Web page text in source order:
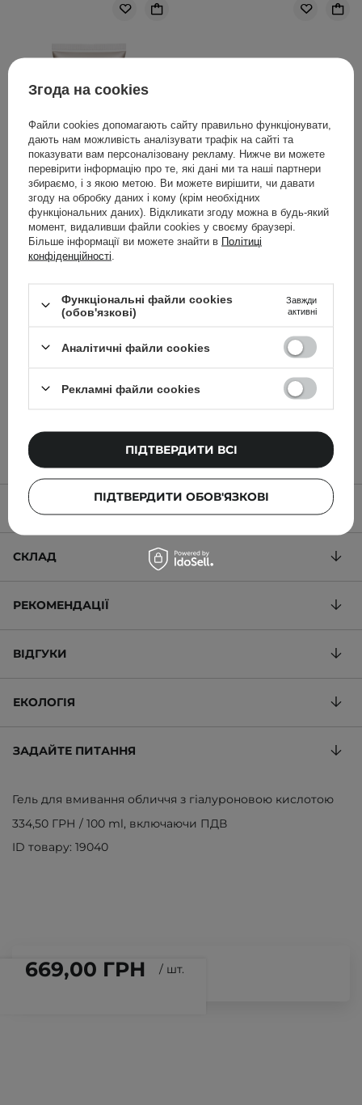
669,00 ГРН / шт.
ВИБІР КОСМЕТОЛОГА
The Ordinary - Natural
Moisturizing Factors + HA
- Зволожувальний крем
з гіалуроновою
Organic Cold Pressed
Moroccan Argan Oil -
Марокканська арганова
олія холодного віджиму
- 30ml
ОПИС ТОВАРУ
СКЛАД
РЕКОМЕНДАЦІЇ
ВІДГУКИ
ЕКОЛОГІЯ
ЗАДАЙТЕ ПИТАННЯ
Гель для вмивання обличчя з гіалуроновою кислотою
334,50 ГРН / 100 ml, включаючи ПДВ
ID товару: 19040
Згода на cookies
Файли cookies допомагають сайту правильно функціонувати,
дають нам можливість аналізувати трафік на сайті та
показувати вам персоналізовану рекламу. Нижче ви можете
перевірити інформацію про те, які дані ми та наші партнери
збираємо, і з якою метою. Ви можете вирішити, чи давати
згоду на обробку даних і кому (крім необхідних
функціональних даних). Відкликати згоду можна в будь-який
момент, видаливши файли cookies у своєму браузері.
Більше інформації ви можете знайти в Політиці
конфіденційності
Функціональні файли cookies
(обов'язкові)
Завжди
активні
Аналітичні файли cookies
Рекламні файли cookies
ПІДТВЕРДИТИ ОБОВ'ЯЗКОВІ
ПІДТВЕРДИТИ ВСІ